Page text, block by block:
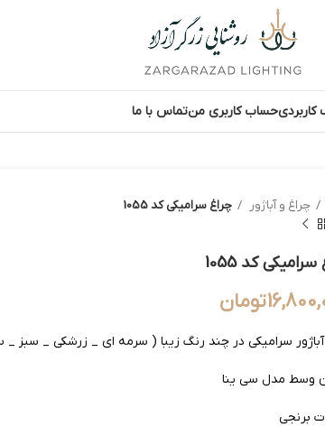
حساب کاربری منتماس با ما
چراغ و آباژور چراغ سرامیکی کد 1055
کد 1055
تومان
آباژور سرامیکی در چند رنگ زیبا ( سرمه ای _ زرشکی _ سبز _
وسط مدل سی ینا
برنجی